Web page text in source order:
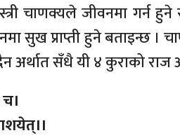
चाणक्यले जीवनमा गर्न हुने
सुख प्राप्ती हुने बताइन्छ
अर्थात सँधै यी ४ कुराको